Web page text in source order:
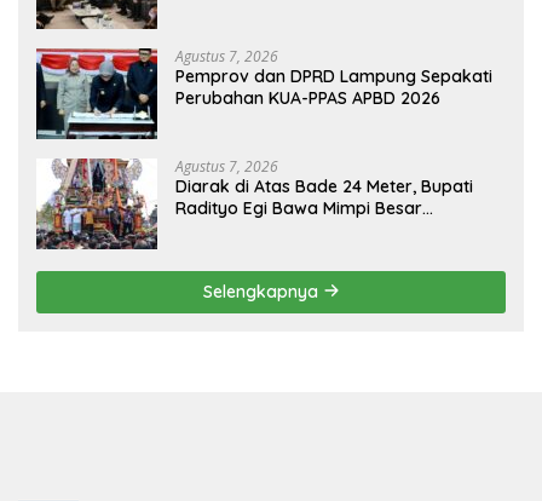
Agustus 7, 2026
Pemprov dan DPRD Lampung Sepakati
Perubahan KUA-PPAS APBD 2026
Agustus 7, 2026
Diarak di Atas Bade 24 Meter, Bupati
Radityo Egi Bawa Mimpi Besar
Selengkapnya